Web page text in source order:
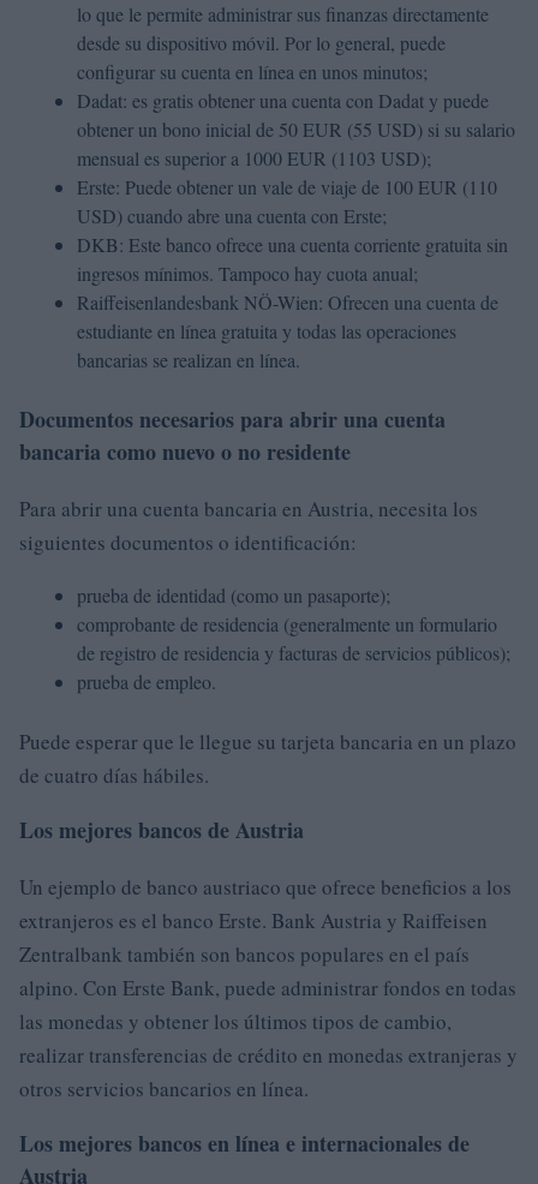
lo que le permite administrar sus finanzas directamente
desde su dispositivo móvil. Por lo general, puede
configurar su cuenta en línea en unos minutos;
Dadat: es gratis obtener una cuenta con Dadat y puede
obtener un bono inicial de 50 EUR (55 USD) si su salario
mensual es superior a 1000 EUR (1103 USD);
Erste: Puede obtener un vale de viaje de 100 EUR (110
USD) cuando abre una cuenta con Erste;
DKB: Este banco ofrece una cuenta corriente gratuita sin
ingresos mínimos. Tampoco hay cuota anual;
Raiffeisenlandesbank NÖ-Wien: Ofrecen una cuenta de
estudiante en línea gratuita y todas las operaciones
bancarias se realizan en línea.
Documentos necesarios para abrir una cuenta
bancaria como nuevo o no residente
Para abrir una cuenta bancaria en Austria, necesita los
siguientes documentos o identificación:
prueba de identidad (como un pasaporte);
comprobante de residencia (generalmente un formulario
de registro de residencia y facturas de servicios públicos);
prueba de empleo.
Puede esperar que le llegue su tarjeta bancaria en un plazo
de cuatro días hábiles.
Los mejores bancos de Austria
Un ejemplo de banco austriaco que ofrece beneficios a los
extranjeros es el banco Erste. Bank Austria y Raiffeisen
Zentralbank también son bancos populares en el país
alpino. Con Erste Bank, puede administrar fondos en todas
las monedas y obtener los últimos tipos de cambio,
realizar transferencias de crédito en monedas extranjeras y
otros servicios bancarios en línea.
Los mejores bancos en línea e internacionales de
Austria